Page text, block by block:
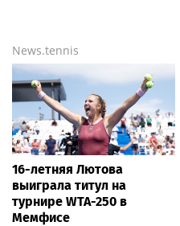
News.tennis
16-летняя Лютова
выиграла титул на
турнире WTA-250 в
Мемфисе